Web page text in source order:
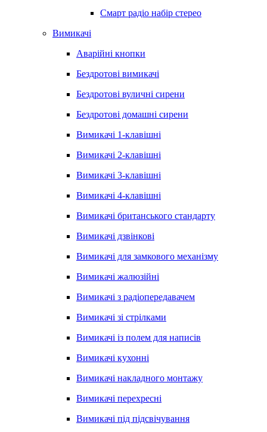
Смарт радіо набір стерео
Вимикачі
Аварійні кнопки
Бездротові вимикачі
Бездротові вуличні сирени
Бездротові домашні сирени
Вимикачі 1-клавішні
Вимикачі 2-клавішні
Вимикачі 3-клавішні
Вимикачі 4-клавішні
Вимикачі британського стандарту
Вимикачі дзвінкові
Вимикачі для замкового механізму
Вимикачі жалюзійні
Вимикачі з радіопередавачем
Вимикачі зі стрілками
Вимикачі із полем для написів
Вимикачі кухонні
Вимикачі накладного монтажу
Вимикачі перехресні
Вимикачі під підсвічування